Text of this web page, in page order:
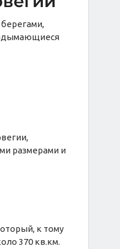
размерами и
к тому
370 кв.км.